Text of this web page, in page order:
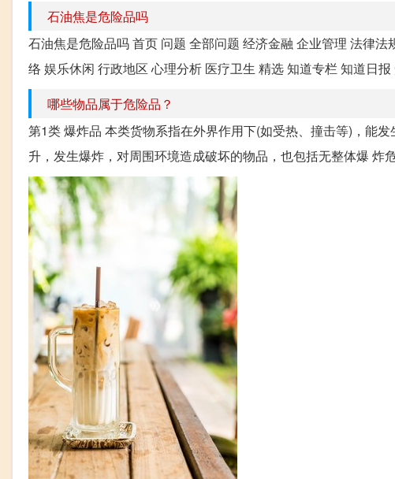
石油焦是危险品吗
石油焦是危险品吗 首页 问题 全部问题 经济金融 企业管理 法律
络 娱乐休闲 行政地区 心理分析 医疗卫生 精选 知道专栏 知道日报
哪些物品属于危险品？
第1类 爆炸品 本类货物系指在外界作用下(如受热、撞击等)，能
升，发生爆炸，对周围环境造成破坏的物品，也包括无整体爆